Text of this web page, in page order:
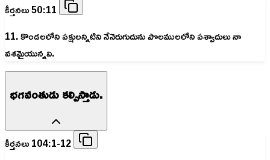
కీర్తనలు 50:11
11. కొండలలోని పక్షులన్నిటిని నేనెరుగుదును పొలములలోని పశ్వాదులు నా
వశమైయున్నవి.
భగవంతుడు కల్పిస్తాడు.
కీర్తనలు 104:1-12